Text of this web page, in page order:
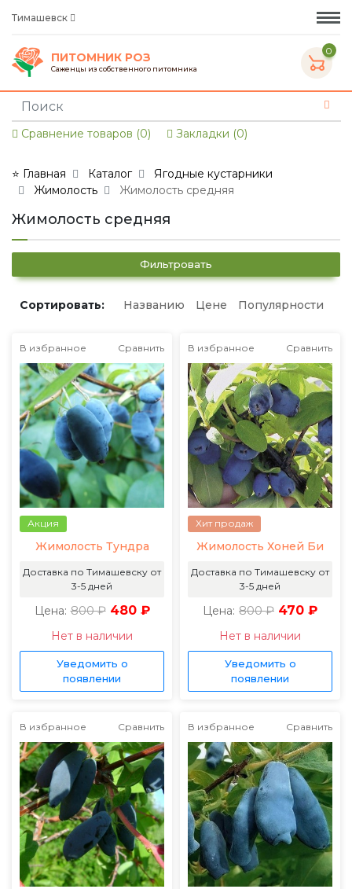
Тимашевск
ПИТОМНИК РОЗ
Саженцы из собственного питомника
0
Сравнение товаров (0) Закладки (0)
⭐ Главная Каталог
Ягодные кустарники
Жимолость
Жимолость средняя
Жимолость средняя
Фильтровать
Сортировать: Названию Цене Популярности
В избранное Сравнить
Акция
Жимолость Тундра
Доставка по Тимашевску от
3-5 дней
Цена: 800 ₽ 480 ₽
Нет в наличии
Уведомить о
появлении
В избранное Сравнить
Хит продаж
Жимолость Хоней Би
Доставка по Тимашевску от
3-5 дней
Цена: 800 ₽ 470 ₽
Нет в наличии
Уведомить о
появлении
В избранное Сравнить В избранное Сравнить